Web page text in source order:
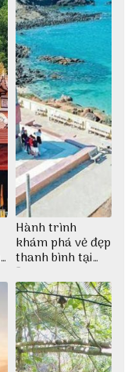
Hành trình
khám phá vẻ đẹp
thanh bình tại
Đảo Phú Quý